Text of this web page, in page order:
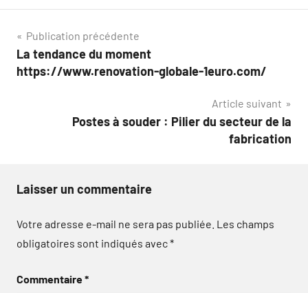
Navigation
de
Publication précédente
La tendance du moment
https://www.renovation-globale-1euro.com/
Article suivant
Postes à souder : Pilier du secteur de la
fabrication
Laisser un commentaire
Votre adresse e-mail ne sera pas publiée. Les champs
obligatoires sont indiqués avec*
Commentaire*